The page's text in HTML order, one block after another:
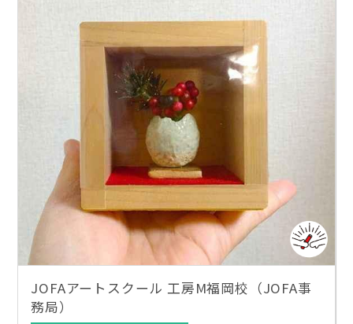
JOFAアートスクール 工房M福岡校（JOFA事
務局）